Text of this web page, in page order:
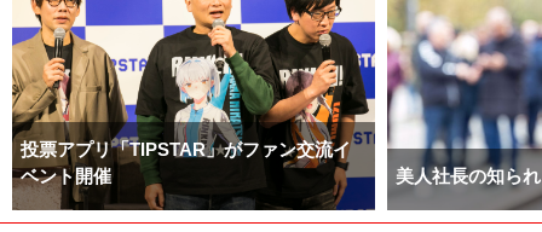
投票アプリ「TIPSTAR」がファン交流イ
ベント開催
美人社長の知ら